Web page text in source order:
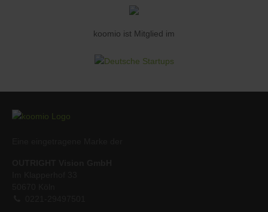
koomio ist Mitglied im